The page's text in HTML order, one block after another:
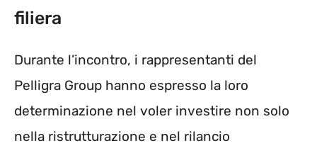
filiera
Durante l’incontro, i rappresentanti del
Pelligra Group hanno espresso la loro
determinazione nel voler investire non solo
nella ristrutturazione e nel rilancio